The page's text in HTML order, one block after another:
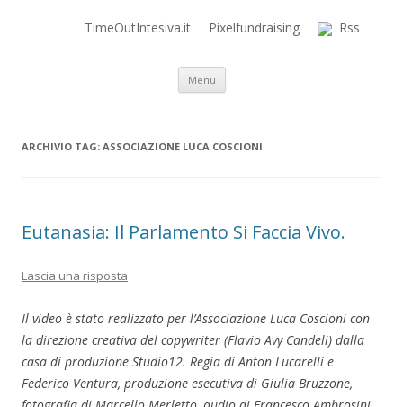
Time Out Intensiva Blog
il tempo e la memoria in terapia intensiva
TimeOutIntesiva.it Pixelfundraising Rss
Menu Vai al contenuto
ARCHIVIO TAG: ASSOCIAZIONE LUCA COSCIONI
Eutanasia: Il Parlamento Si Faccia Vivo.
Lascia una risposta
Il video è stato realizzato per l’Associazione Luca Coscioni con
la direzione creativa del copywriter (Flavio Avy Candeli) dalla
casa di produzione Studio12. Regia di Anton Lucarelli e
Federico Ventura, produzione esecutiva di Giulia Bruzzone,